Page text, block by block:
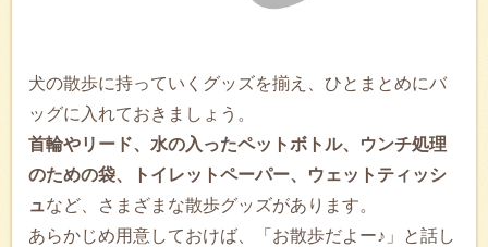
犬の散歩に持っていくグッズを揃え、ひとまとめにバ
ッグに入れておきましょう。
首輪やリード、水の入ったペットボトル、ウンチ処理
のための袋、トイレットペーパー、ウェットティッシ
ュなど、さまざまな散歩グッズがあります。
あらかじめ用意しておけば、「お散歩だよー♪」と話し